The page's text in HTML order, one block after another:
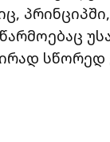
სწორედ